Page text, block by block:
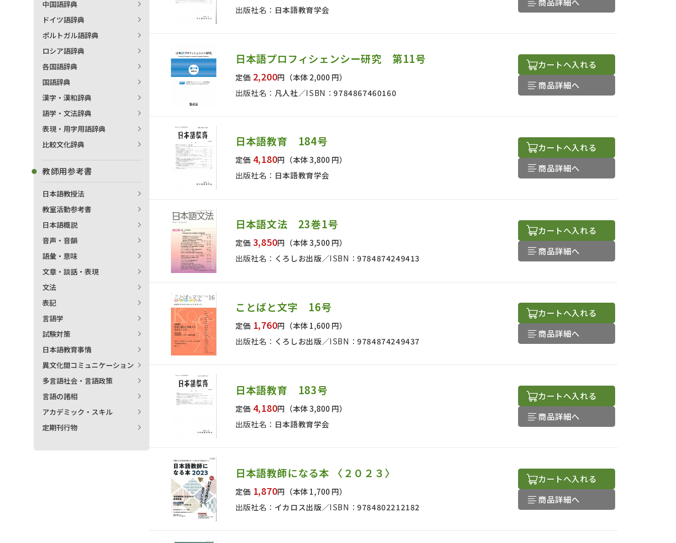
出版社名で絞り込む
著者名で絞り込む
絞り込む
出版社名： 日本語教育学会
日本語プロフィシェンシー研究 第11号
定価 2,200円 （本体 2,000 円）
出版社名： 凡人社 ISBN：9784867460160
カートへ入れる
商品詳細へ
日本語教育 184号
定価 4,180円 （本体 3,800 円）
出版社名： 日本語教育学会
カートへ入れる
商品詳細へ
日本語文法 23巻1号
定価 3,850円 （本体 3,500 円）
出版社名： くろしお出版 ISBN：9784874249413
カートへ入れる
商品詳細へ
ことばと文字 16号
定価 1,760円 （本体 1,600 円）
出版社名： くろしお出版 ISBN：9784874249437
カートへ入れる
商品詳細へ
日本語教育 183号
定価 4,180円 （本体 3,800 円）
出版社名： 日本語教育学会
カートへ入れる
商品詳細へ
日本語教師になる本 〈２０２３〉
定価 1,870円 （本体 1,700 円）
出版社名： イカロス出版 ISBN：9784802212182
カートへ入れる
商品詳細へ
中国語辞典
ドイツ語辞典
ポルトガル語辞典
ロシア語辞典
各国語辞典
国語辞典
漢字・漢和辞典
語学・文法辞典
表現・用字用語辞典
比較文化辞典
教師用参考書
日本語教授法
教室活動参考書
日本語概説
音声・音韻
語彙・意味
文章・談話・表現
文法
表記
言語学
試験対策
日本語教育事情
異文化間コミュニケーション
多言語社会・言語政策
言語の諸相
アカデミック・スキル
定期刊行物